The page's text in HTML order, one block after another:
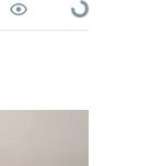
Loading...